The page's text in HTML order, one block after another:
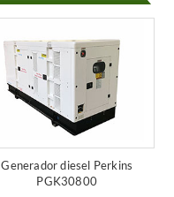
Generador diesel Perkins
PGK30800